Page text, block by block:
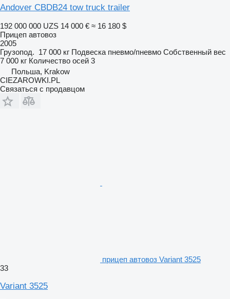
Andover CBDB24 tow truck trailer
192 000 000 UZS 14 000 € ≈ 16 180 $
Прицеп автовоз
2005
Грузопод. 17 000 кг Подвеска пневмо/пневмо Собственный вес
7 000 кг Количество осей 3
Польша, Krakow
CIEZAROWKI.PL
Связаться с продавцом
прицеп автовоз Variant 3525
33
Variant 3525